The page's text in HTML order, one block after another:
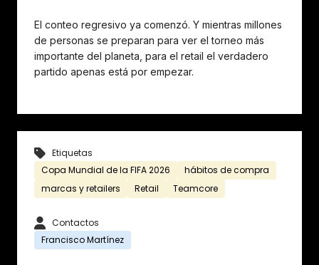
El conteo regresivo ya comenzó. Y mientras millones
de personas se preparan para ver el torneo más
importante del planeta, para el retail el verdadero
partido apenas está por empezar.
Etiquetas
Copa Mundial de la FIFA 2026
hábitos de compra
marcas y retailers
Retail Teamcore
Contactos
Francisco Martínez